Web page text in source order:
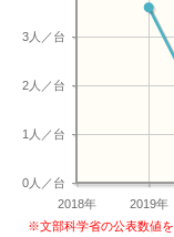
2018年 2019年
0人／台
1人／台
2人／台
3人／台
※文部科学省の公表数値